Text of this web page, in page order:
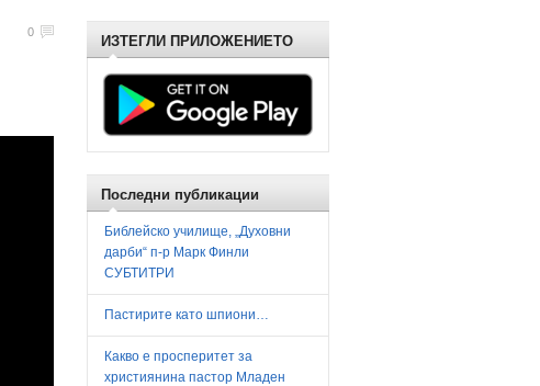
0 ИЗТЕГЛИ ПРИЛОЖЕНИЕТО
Последни публикации
Библейско училище, „Духовни
дарби“ п-р Марк Финли
СУБТИТРИ
Пастирите като шпиони…
Какво е просперитет за
християнина пастор Младен